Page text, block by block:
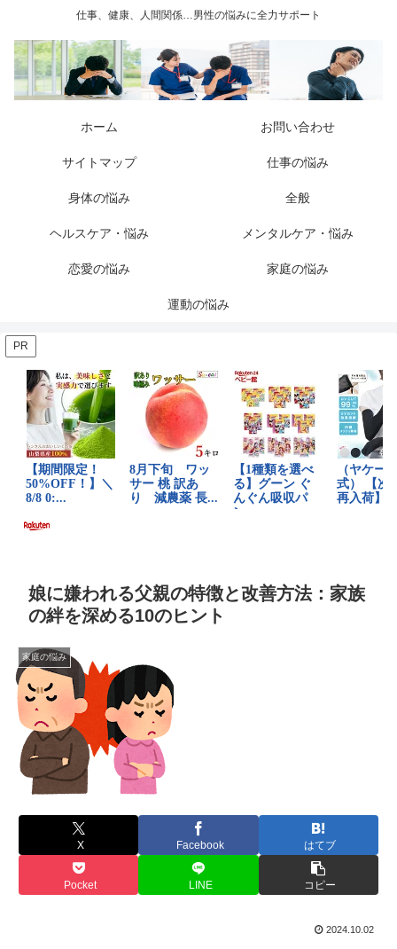
仕事、健康、人間関係…男性の悩みに全力サポート
ホーム お問い合わせ
サイトマップ 仕事の悩み
身体の悩み 全般
ヘルスケア・悩み メンタルケア・悩み
恋愛の悩み 家庭の悩み
運動の悩み
PR
娘に嫌われる父親の特徴と改善方法：家族
の絆を深める10のヒント
家庭の悩み
X Facebook はてブ
Pocket LINE コピー
2024.10.02